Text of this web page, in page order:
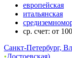
европейская
итальянская
ср. счет: от
Санкт-Петербург,
•Достоевская)